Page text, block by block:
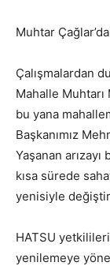
Muhtar
Çalışmalardan
Mahalle
bu yana
Başkanımız
Yaşanan
kısa sürede
yenisiyle
HATSU
yenilemeye